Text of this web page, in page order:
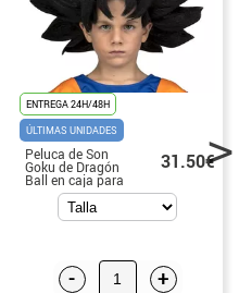
ENTREGA 24H/48H
ÚLTIMAS UNIDADES
Peluca de Son
Goku de Dragón
Ball en caja para
31.50€
- +